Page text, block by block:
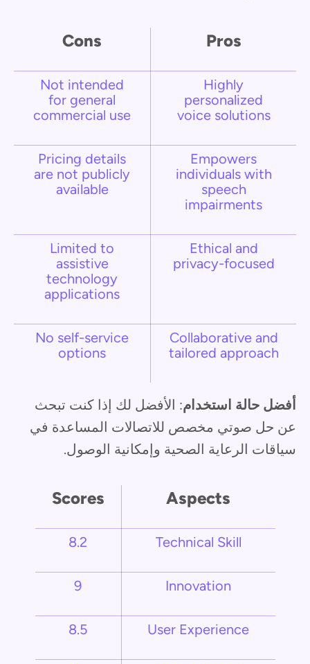
Pros
Cons
Highly
personalized
voice solutions
Not intended
for general
commercial use
Empowers
individuals with
speech
impairments
Pricing details
are not publicly
available
Ethical and
privacy-focused
Limited to
assistive
technology
applications
Collaborative and
tailored approach
No self-service
options
أفضل حالة استخدام: الأفضل لك إذا كنت تبحث
عن حل صوتي مخصص للاتصالات المساعدة في
سياقات الرعاية الصحية وإمكانية الوصول.
Aspects
Scores
Technical Skill
8.2
Innovation
9
User Experience
8.5